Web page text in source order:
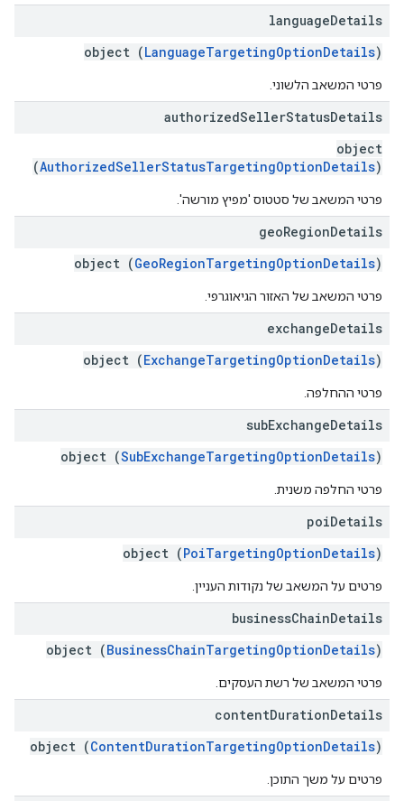
languageDetails
object (LanguageTargetingOptionDetails)
פרטי המשאב הלשוני.
authorizedSellerStatusDetails
object
(AuthorizedSellerStatusTargetingOptionDetails)
פרטי המשאב של סטטוס 'מפיץ מורשה'.
geoRegionDetails
object (GeoRegionTargetingOptionDetails)
פרטי המשאב של האזור הגיאוגרפי.
exchangeDetails
object (ExchangeTargetingOptionDetails)
פרטי ההחלפה.
subExchangeDetails
object (SubExchangeTargetingOptionDetails)
פרטי החלפה משנית.
poiDetails
object (PoiTargetingOptionDetails)
פרטים על המשאב של נקודות העניין.
businessChainDetails
object (BusinessChainTargetingOptionDetails)
פרטי המשאב של רשת העסקים.
contentDurationDetails
object (ContentDurationTargetingOptionDetails)
פרטים על משך התוכן.